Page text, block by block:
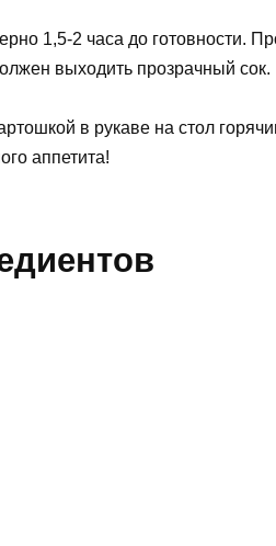
1,5-2 часа до готовности.
выходить прозрачный сок.
в рукаве на стол
аппетита!